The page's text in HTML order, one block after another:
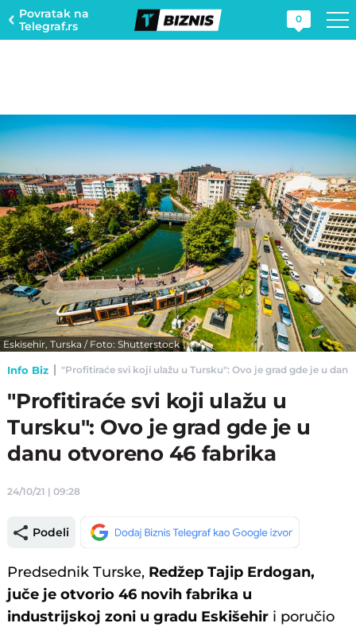
Povratak na
Telegraf.rs
0
Eskisehir, Turska / Foto: Shutterstock
Info Biz "Profitiraće svi koji ulažu u Tursku": Ovo je grad gde je u
"Profitiraće svi koji ulažu u
Tursku": Ovo je grad gde je u
danu otvoreno 46 fabrika
24/10/21 | 09:28
Podeli
Predsednik Turske, Redžep Tajip Erdogan,
juče je otvorio 46 novih fabrika u
industrijskoj zoni u gradu Eskišehir i poručio